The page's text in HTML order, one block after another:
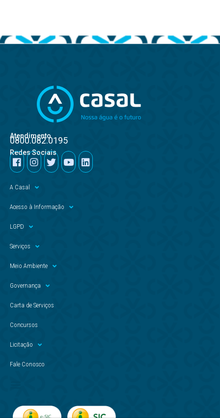
Atendimento
0800.082.0195
Redes Sociais
A Casal
Acesso à Informação
LGPD
Serviços
Meio Ambiente
Governança
Carta de Serviços
Concursos
Licitação
Fale Conosco